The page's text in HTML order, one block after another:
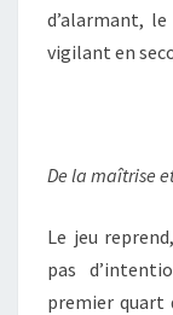
d’alarmant,
vigilant en
De la maîtrise
Le jeu
pas
premier quart